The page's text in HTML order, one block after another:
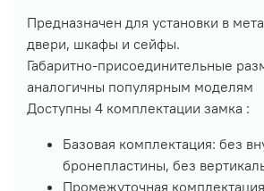
Предназначен для установки в
двери, шкафы и сейфы.
Габаритно-присоединительные
аналогичны популярным моделям
Доступны 4 комплектации замка :
Базовая комплектация: без
бронепластины, без
Промежуточная